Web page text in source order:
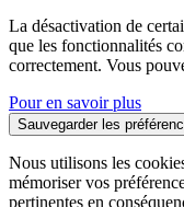
La désactivation de
que les fonctionnalités
correctement. Vous
Pour en savoir plus
Sauvegarder les
Nous utilisons les
mémoriser vos
pertinentes en